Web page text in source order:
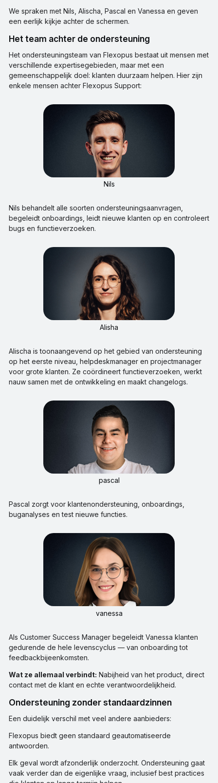
We spraken met Nils, Alischa, Pascal en Vanessa en geven
een eerlijk kijkje achter de schermen.
Het team achter de ondersteuning
Het ondersteuningsteam van Flexopus bestaat uit mensen met
verschillende expertisegebieden, maar met een
gemeenschappelijk doel: klanten duurzaam helpen. Hier zijn
enkele mensen achter Flexopus Support:
Nils
Nils behandelt alle soorten ondersteuningsaanvragen,
begeleidt onboardings, leidt nieuwe klanten op en controleert
bugs en functieverzoeken.
Alisha
Alischa is toonaangevend op het gebied van ondersteuning
op het eerste niveau, helpdeskmanager en projectmanager
voor grote klanten. Ze coördineert functieverzoeken, werkt
nauw samen met de ontwikkeling en maakt changelogs.
pascal
Pascal zorgt voor klantenondersteuning, onboardings,
buganalyses en test nieuwe functies.
vanessa
Als Customer Success Manager begeleidt Vanessa klanten
gedurende de hele levenscyclus — van onboarding tot
feedbackbijeenkomsten.
Wat ze allemaal verbindt: Nabijheid van het product, direct
contact met de klant en echte verantwoordelijkheid.
Ondersteuning zonder standaardzinnen
Een duidelijk verschil met veel andere aanbieders:
Flexopus biedt geen standaard geautomatiseerde
antwoorden.
Elk geval wordt afzonderlijk onderzocht. Ondersteuning gaat
vaak verder dan de eigenlijke vraag, inclusief best practices